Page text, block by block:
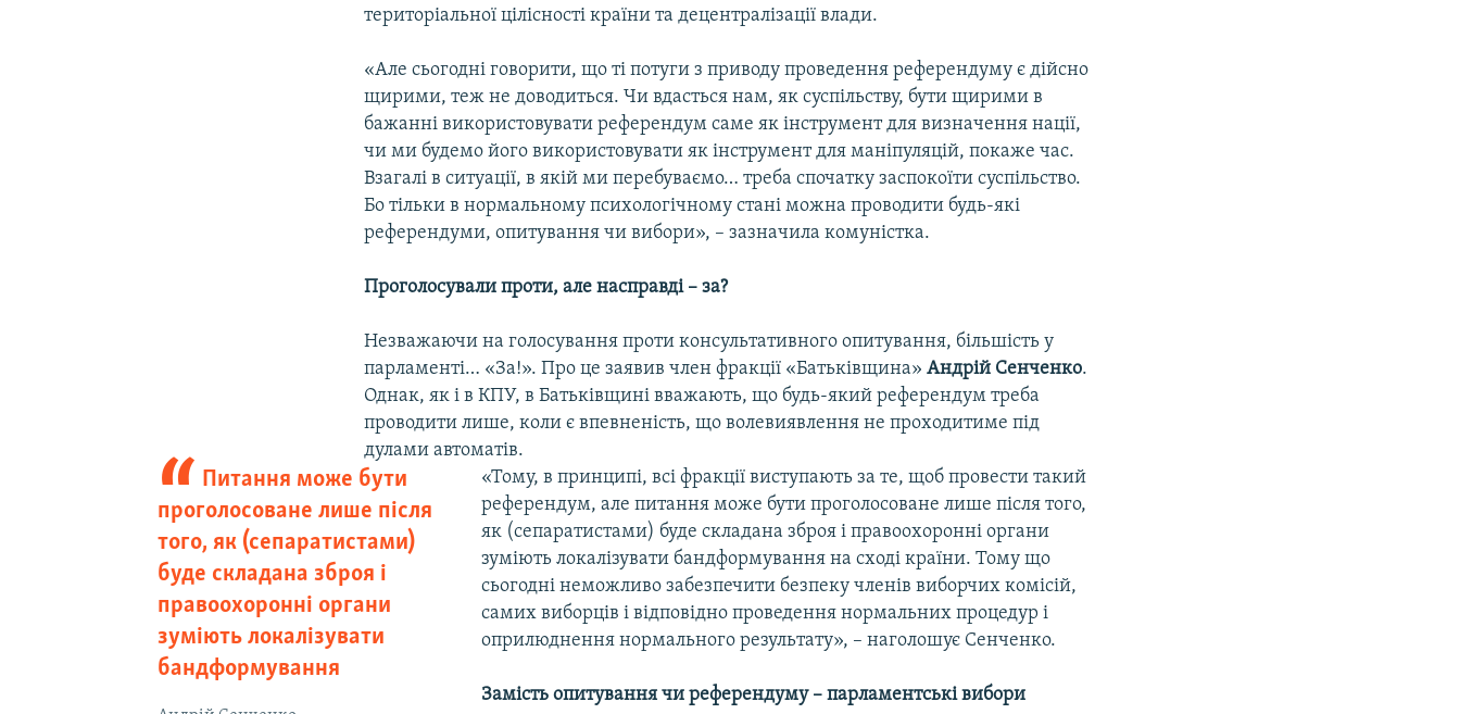
територіальної цілісності країни та децентралізації влади.
«Але сьогодні говорити, що ті потуги з приводу проведення референдуму є дійсно
щирими, теж не доводиться. Чи вдасться нам, як суспільству, бути щирими в
бажанні використовувати референдум саме як інструмент для визначення нації,
чи ми будемо його використовувати як інструмент для маніпуляцій, покаже час.
Взагалі в ситуації, в якій ми перебуваємо… треба спочатку заспокоїти суспільство.
Бо тільки в нормальному психологічному стані можна проводити будь-які
референдуми, опитування чи вибори», – зазначила комуністка.
Проголосували проти, але насправді – за?
Незважаючи на голосування проти консультативного опитування, більшість у
парламенті… «За!». Про це заявив член фракції «Батьківщина»Андрій Сенченко.
Однак, як і в КПУ, в Батьківщині вважають, що будь-який референдум треба
проводити лише, коли є впевненість, що волевиявлення не проходитиме під
дулами автоматів.
Питання може бути
проголосоване лише після
того, як (сепаратистами)
буде складана зброя і
правоохоронні органи
зуміють локалізувати
бандформування
«Тому, в принципі, всі фракції виступають за те, щоб провести такий
референдум, але питання може бути проголосоване лише після того,
як (сепаратистами) буде складана зброя і правоохоронні органи
зуміють локалізувати бандформування на сході країни. Тому що
сьогодні неможливо забезпечити безпеку членів виборчих комісій,
самих виборців і відповідно проведення нормальних процедур і
оприлюднення нормального результату», – наголошує Сенченко.
Замість опитування чи референдуму – парламентські вибори